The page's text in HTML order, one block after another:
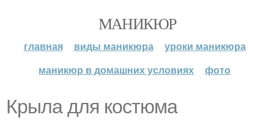
МАНИКЮР
главная виды маникюра
уроки маникюра
маникюр в домашних условиях
фото
Крыла для костюма